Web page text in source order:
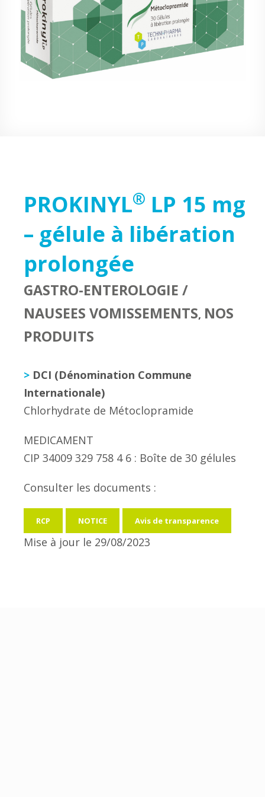
PROKINYL® LP 15 mg
– gélule à libération
prolongée
GASTRO-ENTEROLOGIE /
NAUSEES VOMISSEMENTS, NOS
PRODUITS
> DCI (Dénomination Commune
Internationale)
Chlorhydrate de Métoclopramide
MEDICAMENT
CIP 34009 329 758 4 6 : Boîte de 30 gélules
Consulter les documents :
RCP NOTICE Avis de transparence
Mise à jour le 29/08/2023